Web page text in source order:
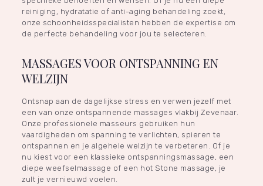
reiniging, hydratatie of anti-aging behandeling zoekt,
onze schoonheidsspecialisten hebben de expertise om
de perfecte behandeling voor jou te selecteren.
MASSAGES VOOR ONTSPANNING EN
WELZIJN
Ontsnap aan de dagelijkse stress en verwen jezelf met
een van onze ontspannende massages vlakbij Zevenaar.
Onze professionele masseurs gebruiken hun
vaardigheden om spanning te verlichten, spieren te
ontspannen en je algehele welzijn te verbeteren. Of je
nu kiest voor een klassieke ontspanningsmassage, een
diepe weefselmassage of een hot Stone massage, je
zult je vernieuwd voelen.